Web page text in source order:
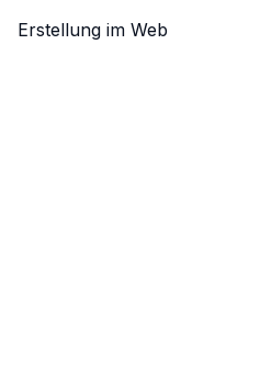
Erstellung im Web